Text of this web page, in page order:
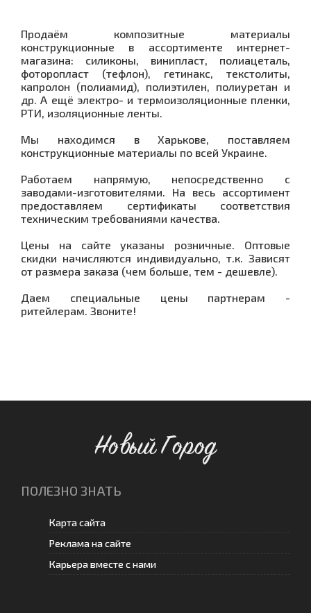
Продаём композитные материалы
конструкционные в ассортименте интернет-
магазина: силиконы, винипласт, полиацеталь,
фоторопласт (тефлон), гетинакс, текстолиты,
капролон (полиамид), полиэтилен, полиуретан и
др. А ещё электро- и термоизоляционные пленки,
РТИ, изоляционные ленты.
Мы находимся в Харькове, поставляем
конструкционные материалы по всей Украине.
Работаем напрямую, непосредственно с
заводами-изготовителями. На весь ассортимент
предоставляем сертификаты соответствия
техническим требованиями качества.
Цены на сайте указаны розничные. Оптовые
скидки начисляются индивидуально, т.к. Зависят
от размера заказа (чем больше, тем - дешевле).
Даем специальные цены партнерам -
ритейлерам. Звоните!
Новый Город
ПОЛЕЗНО ЗНАТЬ
Карта сайта
Реклама на сайте
Карьера вместе с нами